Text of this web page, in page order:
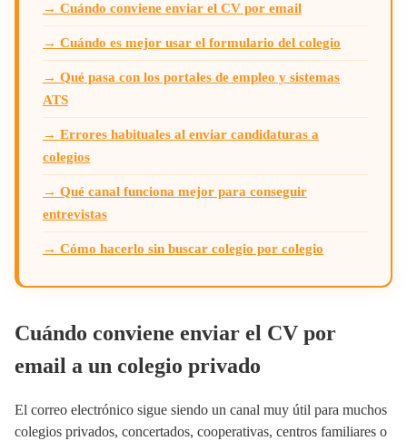
→ Cuándo conviene enviar el CV por email
→ Cuándo es mejor usar el formulario del colegio
→ Qué pasa con los portales de empleo y sistemas
ATS
→ Errores habituales al enviar candidaturas a
colegios
→ Qué canal funciona mejor para conseguir
entrevistas
→ Cómo hacerlo sin buscar colegio por colegio
Cuándo conviene enviar el CV por
email a un colegio privado
El correo electrónico sigue siendo un canal muy útil para muchos
colegios privados, concertados, cooperativas, centros familiares o